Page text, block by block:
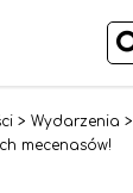
> Wydarzenia >
mecenasów!